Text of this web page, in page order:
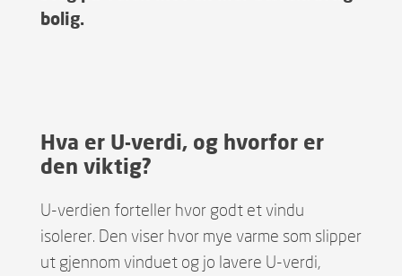
bolig.
Hva er U-verdi, og hvorfor er
den viktig?
U-verdien forteller hvor godt et vindu
isolerer. Den viser hvor mye varme som slipper
ut gjennom vinduet og jo lavere U-verdi,